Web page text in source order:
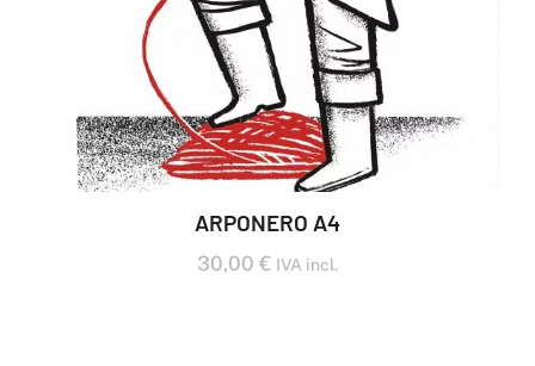
ARPONERO A4
30,00 € IVA incl.